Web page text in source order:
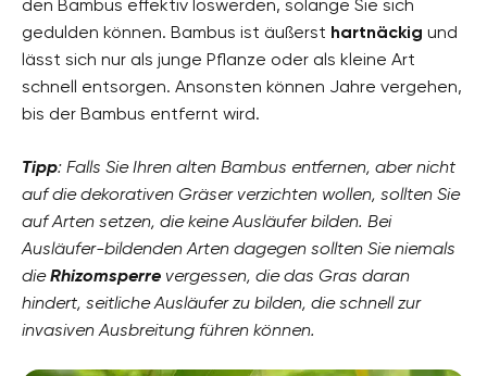
den Bambus effektiv loswerden, solange Sie sich
gedulden können. Bambus ist äußerst hartnäckig und
lässt sich nur als junge Pflanze oder als kleine Art
schnell entsorgen. Ansonsten können Jahre vergehen,
bis der Bambus entfernt wird.
Tipp: Falls Sie Ihren alten Bambus entfernen, aber nicht
auf die dekorativen Gräser verzichten wollen, sollten Sie
auf Arten setzen, die keine Ausläufer bilden. Bei
Ausläufer-bildenden Arten dagegen sollten Sie niemals
dieRhizomsperre vergessen, die das Gras daran
hindert, seitliche Ausläufer zu bilden, die schnell zur
invasiven Ausbreitung führen können.